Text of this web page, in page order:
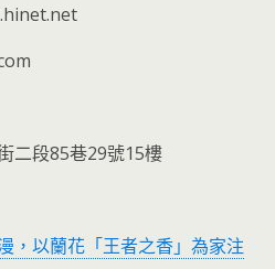
二段85巷29號15樓
，以蘭花「王者之香」為家注